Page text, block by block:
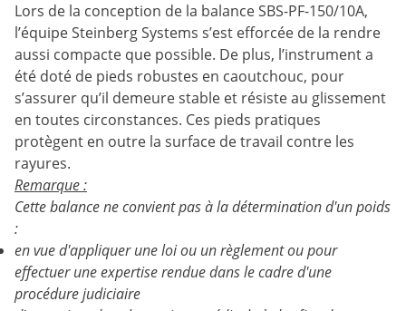
Lors de la conception de la balance SBS-PF-150/10A,
l’équipe Steinberg Systems s’est efforcée de la rendre
aussi compacte que possible. De plus, l’instrument a
été doté de pieds robustes en caoutchouc, pour
s’assurer qu’il demeure stable et résiste au glissement
en toutes circonstances. Ces pieds pratiques
protègent en outre la surface de travail contre les
rayures.
Remarque :
Cette balance ne convient pas à la détermination d'un poids
:
en vue d'appliquer une loi ou un règlement ou pour
effectuer une expertise rendue dans le cadre d'une
procédure judiciaire